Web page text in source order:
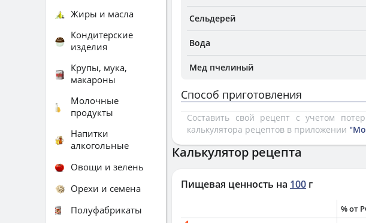
Сельдерей
Вода
Мед пчелиный
Способ приготовления
Составить свой рецепт с учетом
калькулятора рецептов в приложении
Калькулятор рецепта
Пищевая ценность на 100 г
% от
Жиры и масла
Кондитерские
изделия
Крупы, мука,
макароны
Молочные
продукты
Напитки
алкогольные
Овощи и зелень
Орехи и семена
Полуфабрикаты